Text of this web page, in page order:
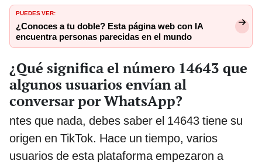
PUEDES VER:
¿Conoces a tu doble? Esta página web con IA
encuentra personas parecidas en el mundo
¿Qué significa el número 14643 que
algunos usuarios envían al
conversar por WhatsApp?
ntes que nada, debes saber el 14643 tiene su
origen en TikTok. Hace un tiempo, varios
usuarios de esta plataforma empezaron a